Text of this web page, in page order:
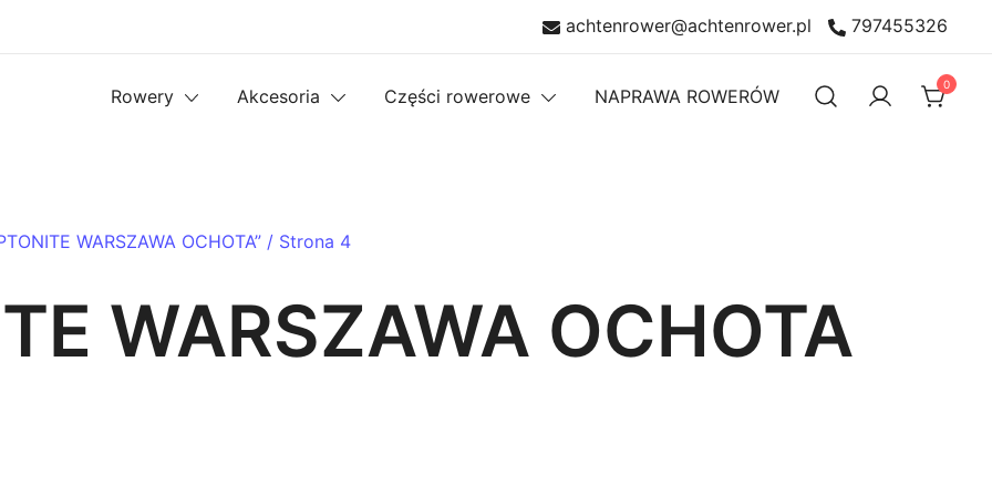
achtenrower@achtenrower.pl 797455326
Rowery Akcesoria Części rowerowe NAPRAWA ROWERÓW
0
WARSZAWA OCHOTA” / Strona 4
WARSZAWA OCHOTA